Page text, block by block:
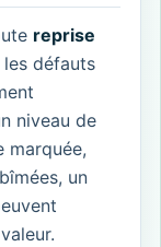
reprise
les défauts
niveau de
marquée,
un